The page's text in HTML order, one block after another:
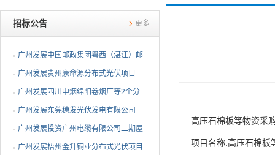
高压石棉板等物资采
项目名称:高压石棉板
招标公告 更多
广州发展中国邮政集团粤西（湛江）邮
件处理中心等3个分布...
广州发展贵州康命源分布式光伏项目
EPC总承包（第二次招标...
广州发展四川中烟绵阳卷烟厂等2个分
布式光伏项目EPC总承包...
广州发展东莞穗发光伏发电有限公司
（广州港新沙港务有限公...
广州发展投资广州电缆有限公司二期屋
顶分布式光伏项目EPC...
广州发展梧州金升铜业分布式光伏项目